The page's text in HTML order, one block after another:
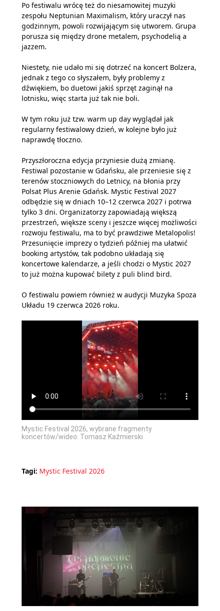
Po festiwalu wrócę też do niesamowitej muzyki
zespołu Neptunian Maximalism, który uraczył nas
godzinnym, powoli rozwijającym się utworem. Grupa
porusza się między drone metalem, psychodelią a
jazzem.
Niestety, nie udało mi się dotrzeć na koncert Bolzera,
jednak z tego co słyszałem, były problemy z
dźwiękiem, bo duetowi jakiś sprzęt zaginął na
lotnisku, więc starta już tak nie boli.
W tym roku już tzw. warm up day wyglądał jak
regularny festiwalowy dzień, w kolejne było już
naprawdę tłoczno.
Przyszłoroczna edycja przyniesie dużą zmianę.
Festiwal pozostanie w Gdańsku, ale przeniesie się z
terenów stoczniowych do Letnicy, na błonia przy
Polsat Plus Arenie Gdańsk. Mystic Festival 2027
odbędzie się w dniach 10–12 czerwca 2027 i potrwa
tylko 3 dni. Organizatorzy zapowiadają większą
przestrzeń, większe sceny i jeszcze więcej możliwości
rozwoju festiwalu, ma to być prawdziwe Metalopolis!
Przesunięcie imprezy o tydzień później ma ułatwić
booking artystów, tak podobno układają się
koncertowe kalendarze, a jeśli chodzi o Mystic 2027
to już można kupować bilety z puli blind bird.
O festiwalu powiem również w audycji Muzyka Spoza
Układu 19 czerwca 2026 roku.
Mystic Festival 2026, wybrane fragmenty
koncertów/wideo: Tomasz Kaźmierski
Tagi: Mystic Festival 2026